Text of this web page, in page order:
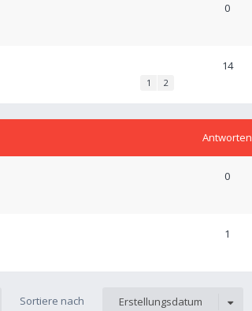
0
1 2
14
Antworten
0
1
Sortiere nach Erstellungsdatum